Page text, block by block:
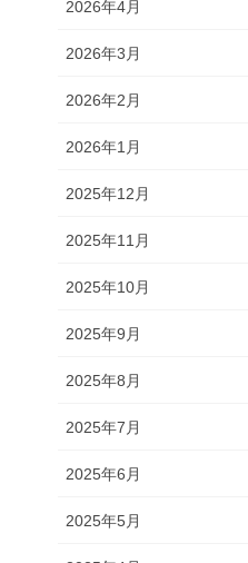
2026年4月
2026年3月
2026年2月
2026年1月
2025年12月
2025年11月
2025年10月
2025年9月
2025年8月
2025年7月
2025年6月
2025年5月